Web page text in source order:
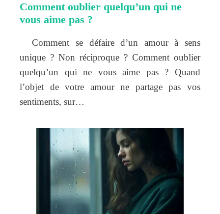
Comment oublier quelqu’un qui ne
vous aime pas ?
Comment se défaire d’un amour à sens
unique ? Non réciproque ? Comment oublier
quelqu’un qui ne vous aime pas ? Quand
l’objet de votre amour ne partage pas vos
sentiments, sur…